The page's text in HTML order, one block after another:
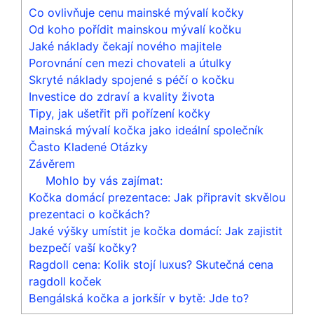
Co ovlivňuje cenu mainské mývalí kočky
Od koho pořídit mainskou mývalí kočku
Jaké náklady čekají nového majitele
Porovnání cen mezi chovateli a útulky
Skryté náklady spojené s péčí o kočku
Investice do zdraví a kvality života
Tipy, jak ušetřit při pořízení kočky
Mainská mývalí kočka jako ideální společník
Často Kladené Otázky
Závěrem
Mohlo by vás zajímat:
Kočka domácí prezentace: Jak připravit skvělou
prezentaci o kočkách?
Jaké výšky umístit je kočka domácí: Jak zajistit
bezpečí vaší kočky?
Ragdoll cena: Kolik stojí luxus? Skutečná cena
ragdoll koček
Bengálská kočka a jorkšír v bytě: Jde to?